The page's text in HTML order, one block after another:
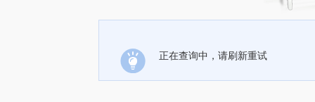
正在查询中，请刷新重试